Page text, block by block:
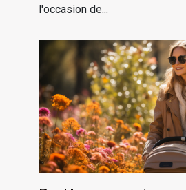
l'occasion de...